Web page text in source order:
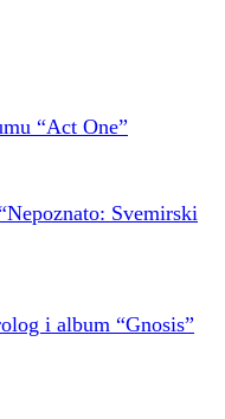
“Act One”
Svemirski
i album “Gnosis”